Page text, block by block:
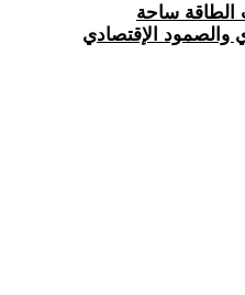
الطاقة ساحة
والصمود الإقتصادي